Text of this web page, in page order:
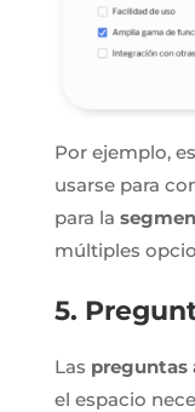
Por ejemplo,
usarse para
para la
múltiples
5.
Las preguntas
el espacio